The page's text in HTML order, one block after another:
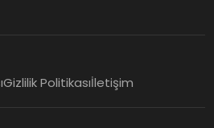
Gizlilik Politikasıİletişim